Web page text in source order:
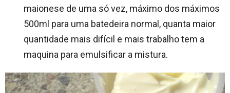
maionese de uma só vez, máximo dos máximos
500ml para uma batedeira normal, quanta maior
quantidade mais difícil e mais trabalho tem a
maquina para emulsificar a mistura.